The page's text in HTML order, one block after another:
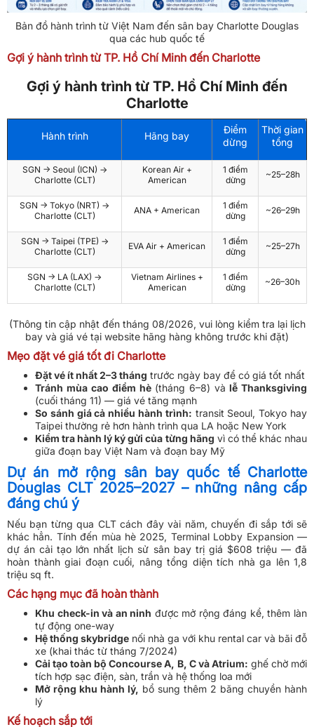
Bản đồ hành trình từ Việt Nam đến sân bay Charlotte Douglas
qua các hub quốc tế
Gợi ý hành trình từ TP. Hồ Chí Minh đến Charlotte
Gợi ý hành trình từ TP. Hồ Chí Minh đến
Charlotte
Hành trình Hãng bay
Điểm
dừng
Thời gian
tổng
SGN → Seoul (ICN) →
Charlotte (CLT)
Korean Air +
American
1 điểm
dừng
~25–28h
SGN → Tokyo (NRT) →
Charlotte (CLT)
ANA + American
1 điểm
dừng
~26–29h
SGN → Taipei (TPE) →
Charlotte (CLT)
EVA Air + American
1 điểm
dừng
~25–27h
SGN → LA (LAX) →
Charlotte (CLT)
Vietnam Airlines +
American
1 điểm
dừng
~26–30h
(Thông tin cập nhật đến tháng 08/2026, vui lòng kiểm tra lại lịch
bay và giá vé tại website hãng hàng không trước khi đặt)
Mẹo đặt vé giá tốt đi Charlotte
Đặt vé ít nhất 2–3 tháng trước ngày bay để có giá tốt nhất
Tránh mùa cao điểm hè(tháng 6–8) và lễ Thanksgiving
(cuối tháng 11) — giá vé tăng mạnh
So sánh giá cả nhiều hành trình: transit Seoul, Tokyo hay
Taipei thường rẻ hơn hành trình qua LA hoặc New York
Kiểm tra hành lý ký gửi của từng hãng vì có thể khác nhau
giữa đoạn bay Việt Nam và đoạn bay Mỹ
Dự án mở rộng sân bay quốc tế Charlotte
Douglas CLT 2025–2027 – những nâng cấp
đáng chú ý
Nếu bạn từng qua CLT cách đây vài năm, chuyến đi sắp tới sẽ
khác hẳn. Tính đến mùa hè 2025, Terminal Lobby Expansion —
dự án cải tạo lớn nhất lịch sử sân bay trị giá $608 triệu — đã
hoàn thành giai đoạn cuối, nâng tổng diện tích nhà ga lên 1,8
triệu sq ft.
Các hạng mục đã hoàn thành
Khu check-in và an ninh được mở rộng đáng kể, thêm làn
tự động one-way
Hệ thống skybridge nối nhà ga với khu rental car và bãi đỗ
xe (khai thác từ tháng 7/2024)
Cải tạo toàn bộ Concourse A, B, C và Atrium: ghế chờ mới
tích hợp sạc điện, sàn, trần và hệ thống loa mới
Mở rộng khu hành lý, bổ sung thêm 2 băng chuyền hành
lý
Kế hoạch sắp tới